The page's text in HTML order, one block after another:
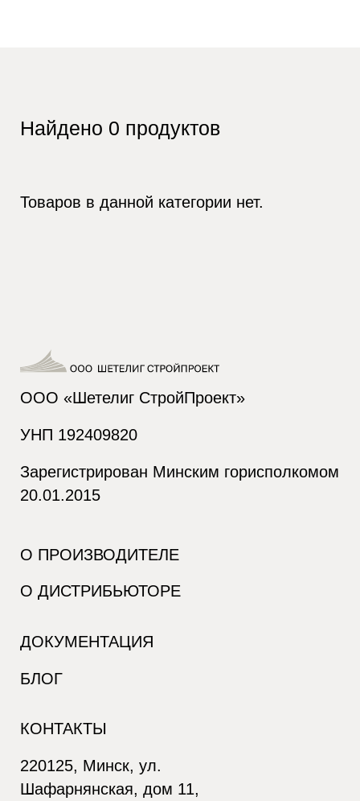
Найдено 0 продуктов
Товаров в данной категории нет.
ООО «Шетелиг СтройПроект»
УНП 192409820
Зарегистрирован Минским горисполкомом
20.01.2015
О ПРОИЗВОДИТЕЛЕ
О ДИСТРИБЬЮТОРЕ
ДОКУМЕНТАЦИЯ
БЛОГ
КОНТАКТЫ
220125, Минск, ул.
Шафарнянская, дом 11,